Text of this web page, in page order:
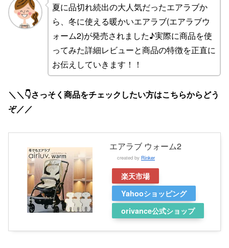
夏に品切れ続出の大人気だったエアラブか
ら、冬に使える暖かいエアラブ(エアラブウ
ォーム2)が発売されました♪実際に商品を使
ってみた詳細レビューと商品の特徴を正直に
お伝えしていきます！！
＼＼👇さっそく商品をチェックしたい方はこちらからどう
ぞ／／
エアラブ ウォーム2
created by Rinker
楽天市場
Yahooショッピング
orivance公式ショップ